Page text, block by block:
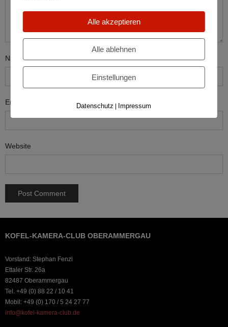
Name*
Email
Website
KOFEL-KAMERA-CLUB OBERAMMERGAU
Vorstand: Stephan Fenzl
Ettaler Str. 26a
82487 Oberammergau
Tel. +49 (0) 88 22 / 10 41
Mobil: +49 (0) 170 / 5 24 27 77
info@kofel-kamera-club.de
Alle akzeptieren
Alle ablehnen
Einstellungen
Datenschutz | Impressum